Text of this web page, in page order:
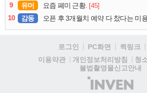
9
유머 요즘 폐미 근황. [45]
10
감동 오픈 후 3개월치 예약 다 찼다는 미
로그인 PC화면 퀵링크
이용약관
개인정보처리방침
청
불법촬영물신고안내
(주)
인